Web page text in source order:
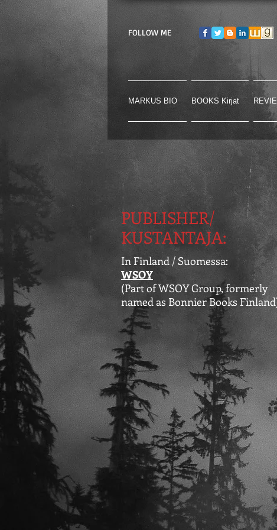
FOLLOW ME
MARKUS BIO BOOKS Kirjat
PUBLISHER/
KUSTANTAJA:
In Finland / Suomessa:
WSOY
(Part of WSOY Group, formerly
named as Bonnier Books